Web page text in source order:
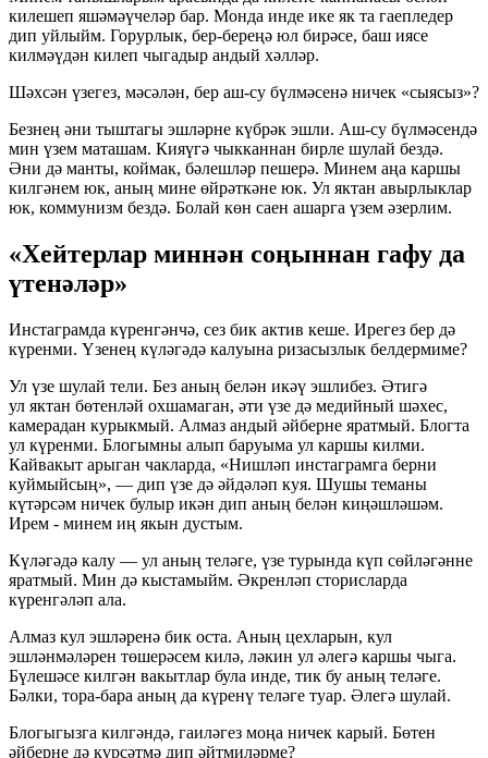
килешеп яшәмәүчеләр бар. Монда инде ике як та гаепледер
дип уйлыйм. Горурлык, бер-береңә юл бирәсе, баш иясе
килмәүдән килеп чыгадыр андый хәлләр.
Шәхсән үзегез, мәсәлән, бер аш-су бүлмәсенә ничек «сыясыз»?
Безнең әни тыштагы эшләрне күбрәк эшли. Аш-су бүлмәсендә
мин үзем маташам. Кияүгә чыкканнан бирле шулай бездә.
Әни дә манты, коймак, бәлешләр пешерә. Минем аңа каршы
килгәнем юк, аның мине өйрәткәне юк. Ул яктан авырлыклар
юк, коммунизм бездә. Болай көн саен ашарга үзем әзерлим.
«Хейтерлар миннән соңыннан гафу да
үтенәләр»
Инстаграмда күренгәнчә, сез бик актив кеше. Ирегез бер дә
күренми. Үзенең күләгәдә калуына ризасызлык белдермиме?
Ул үзе шулай тели. Без аның белән икәү эшлибез. Әтигә
ул яктан бөтенләй охшамаган, әти үзе дә медийный шәхес,
камерадан курыкмый. Алмаз андый әйберне яратмый. Блогта
ул күренми. Блогымны алып баруыма ул каршы килми.
Кайвакыт арыган чакларда, «Нишләп инстаграмга берни
куймыйсың», — дип үзе дә әйдәләп куя. Шушы теманы
күтәрсәм ничек булыр икән дип аның белән киңәшләшәм.
Ирем - минем иң якын дустым.
Күләгәдә калу — ул аның теләге, үзе турында күп сөйләгәнне
яратмый. Мин дә кыстамыйм. Әкренләп сторисларда
күренгәләп ала.
Алмаз кул эшләренә бик оста. Аның цехларын, кул
эшләнмәләрен төшерәсем килә, ләкин ул әлегә каршы чыга.
Бүлешәсе килгән вакытлар була инде, тик бу аның теләге.
Бәлки, тора-бара аның да күренү теләге туар. Әлегә шулай.
Блогыгызга килгәндә, гаиләгез моңа ничек карый. Бөтен
әйберне дә күрсәтмә дип әйтмиләрме?